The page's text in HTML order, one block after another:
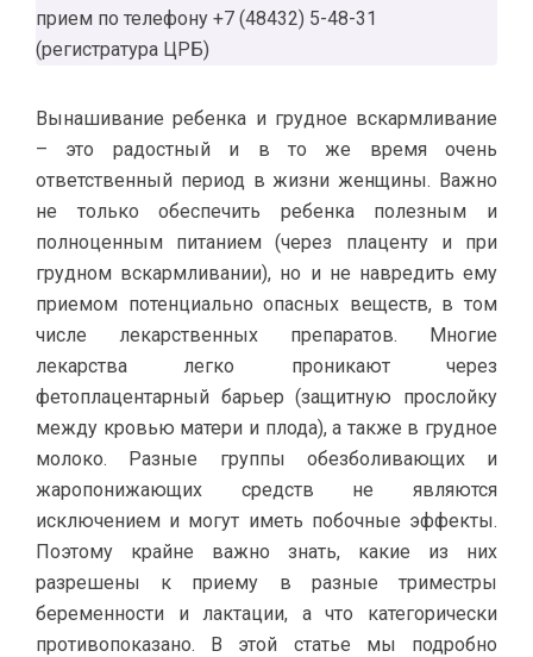
прием по телефону +7 (48432) 5-48-31
(регистратура ЦРБ)
Вынашивание ребенка и грудное вскармливание
– это радостный и в то же время очень
ответственный период в жизни женщины. Важно
не только обеспечить ребенка полезным и
полноценным питанием (через плаценту и при
грудном вскармливании), но и не навредить ему
приемом потенциально опасных веществ, в том
числе лекарственных препаратов. Многие
лекарства легко проникают через
фетоплацентарный барьер (защитную прослойку
между кровью матери и плода), а также в грудное
молоко. Разные группы обезболивающих и
жаропонижающих средств не являются
исключением и могут иметь побочные эффекты.
Поэтому крайне важно знать, какие из них
разрешены к приему в разные триместры
беременности и лактации, а что категорически
противопоказано. В этой статье мы подробно